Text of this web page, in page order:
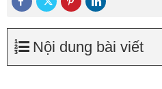
Nội dung bài viết